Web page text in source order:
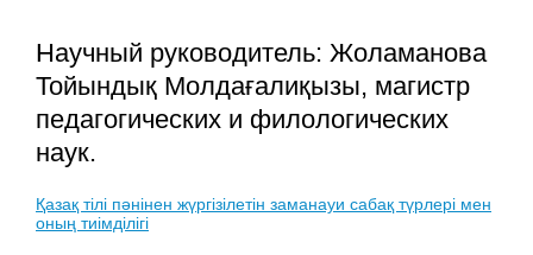
Научный руководитель: Жоламанова
Тойындық Молдағалиқызы, магистр
педагогических и филологических
наук.
Қазақ тілі пәнінен жүргізілетін заманауи сабақ түрлері мен
оның тиімділігі